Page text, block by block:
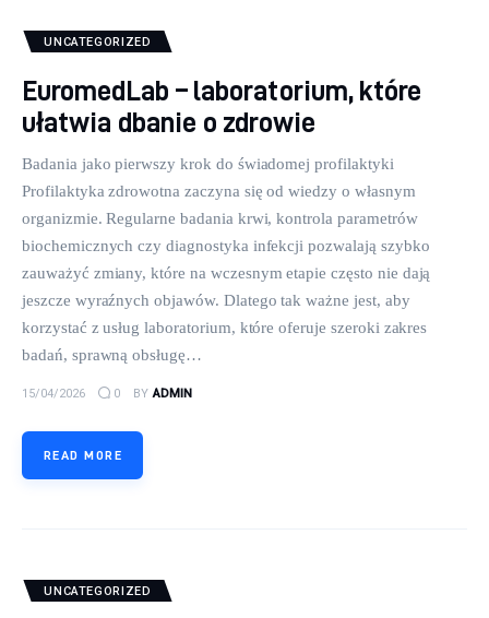
UNCATEGORIZED
EuromedLab – laboratorium, które
ułatwia dbanie o zdrowie
Badania jako pierwszy krok do świadomej profilaktyki
Profilaktyka zdrowotna zaczyna się od wiedzy o własnym
organizmie. Regularne badania krwi, kontrola parametrów
biochemicznych czy diagnostyka infekcji pozwalają szybko
zauważyć zmiany, które na wczesnym etapie często nie dają
jeszcze wyraźnych objawów. Dlatego tak ważne jest, aby
korzystać z usług laboratorium, które oferuje szeroki zakres
badań, sprawną obsługę…
15/04/2026 0 BY ADMIN
READ MORE
UNCATEGORIZED